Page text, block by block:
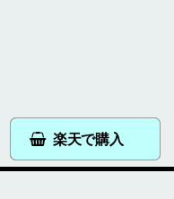
楽天で購入